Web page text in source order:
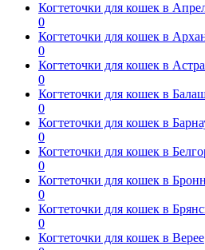
Когтеточки для кошек в
0
Когтеточки для кошек в
0
Когтеточки для кошек в
0
Когтеточки для кошек в
0
Когтеточки для кошек в
0
Когтеточки для кошек в
0
Когтеточки для кошек в
0
Когтеточки для кошек в
0
Когтеточки для кошек в Верее